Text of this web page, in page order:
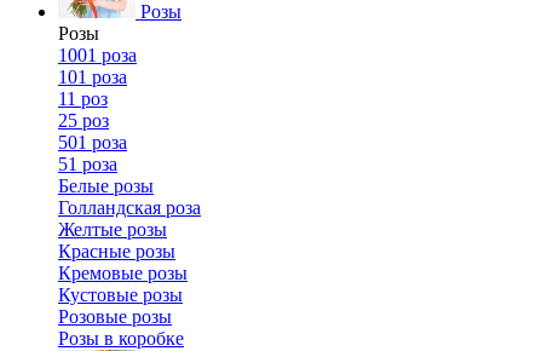
Розы
Розы
1001 роза
101 роза
11 роз
25 роз
501 роза
51 роза
Белые розы
Голландская роза
Желтые розы
Красные розы
Кремовые розы
Кустовые розы
Розовые розы
Розы в коробке